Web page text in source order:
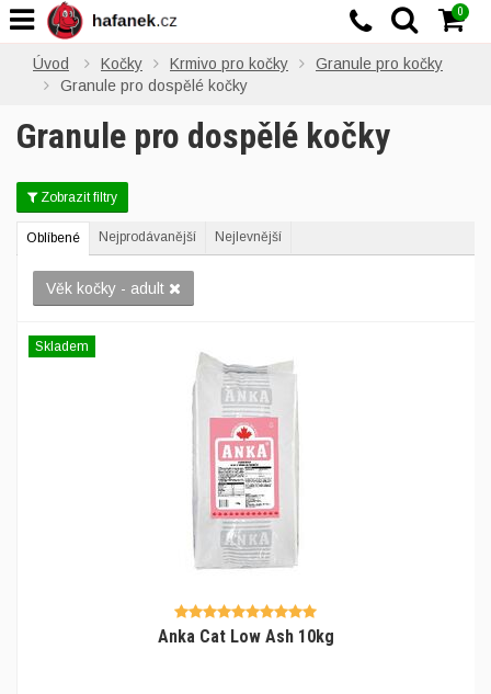
Úvod Kočky Krmivo pro kočky
Granule pro kočky
Granule pro dospělé kočky
Granule pro dospělé kočky
Zobrazit filtry
Oblíbené Nejprodávanější Nejlevnější
Věk kočky - adult
Anka Cat Low Ash 10kg
Skladem
0